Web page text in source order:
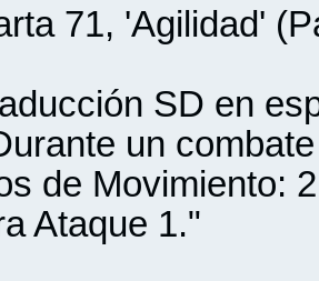
71, 'Agilidad'
SD en
un
de Movimiento:
Ataque 1."